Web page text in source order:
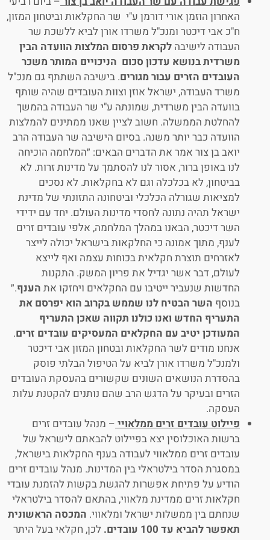
האחרון הוזמן אורי דורמן ע"י שר החקלאות וביטחון המזון,
ח"כ אבי דיכטר ומנכ"ל משרדו אורן לביא ללשכת שר
העבודה לישיבה לקראת פרסום המלצות הוועדה הבין
משרדית בנושא עדכון סכום הניכויים המותר משכר
העובדים הזרים עבור מגורים. בישיבה השתתף גם מנכ"ל
משרד העבודה, ישראל אוזן וצוות העובדים שהיה שותף
בוועדה הבין משרדית, שמונתה ע"י שר העבודה בהמשך
להחלטת הממשלה. חשוב לציין שאנו ממתינים להמלצות
הוועדה כבר יותר משנה. בסיום הישיבה שר העבודה הרב
יואב בן צור אמר את הדברים הבאים: ״המלחמה הוכיחה
לנו באופן ברור, אסור לנו להסתמך על מדינות זרות. לא
בביטחון, לא בכלכלה וגם לא בחקלאות. לא נסכים
למציאות שגורלה הכלכלי וביטחונה התזונתי של מדינת
ישראל תהיה נתונה לחסדי מדינות העולם. יחד עם ידידי
השר דיכטר, הבאנו במהלך המלחמה, אלפי עובדים זרים
לענף, מתוך אמונה כי החלקאות בישראל יכולה לייצר
לאזרחים תוצרת חקלאית בכוחות עצמה ואף לייצא
לעולם, דבר אשר יגדיל את פריון המשק. התקנות
החדשות שנעביר ייטיבו עם החקלאים ויחזקו את הענף.״
בנוסף השר הבטיח לנו שממש בקרוב הוא יפרסם את
התעריף החדש ואנו כולנו תקווה שאכן התעריף
המעודכן יטיב עם החקלאים המעסיקים עובדים זרים.
אנחנו מודים לשר החקלאות ובטחון המזון אבי דיכטר
ולמנכ"ל משרדו אורן לביא על הטיפול הבלתי פוסק
בהסדרת הנושאים השונים שקשורים בהעסקת העובדים
הזרים ובעיקר על הדגש הרב שהם נותנים להקטנת עלות
העסקה.
פיילוט עובדים זרים ממלאויי– מנהל עובדים זרים
ברשות האוכלוסין יצא בפיילוט להבאתם לישראל של
עובדים זרים ממלאווי לעבודה בענף החקלאות בישראל,
במסגרת הסדר בילטראלי בין המדינות. מנהל עובדים זרים
הודיע על פתיחת אפשרות להגשת בקשות להזמנת עובדי
חקלאות זרים ממדינת מלאווי, בהתאם להסדר בילטראלי
שנחתם בין ממשלות ישראל ומלאווי. המכסה הראשונית
תאפשר להביא עד 100 עובדים.
לכן, חקלאי בעל היתר